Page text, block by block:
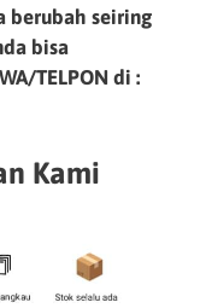
berubah seiring
bisa
TELPON di :
Kami